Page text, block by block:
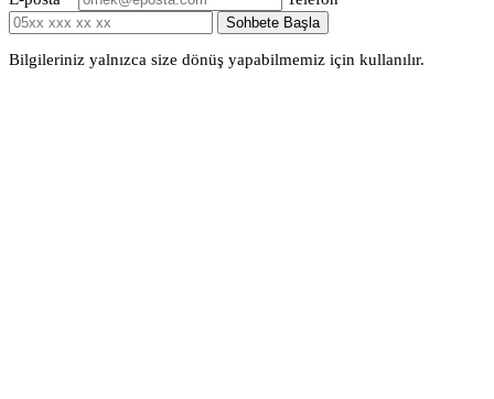
Sohbete Başla
Bilgileriniz yalnızca size dönüş yapabilmemiz için kullanılır.